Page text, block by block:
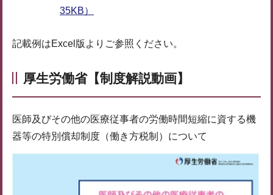
35KB）
記載例はExcel版よりご参照ください。
厚生労働省【制度解説動画】
医師及びその他の医療従事者の労働時間短縮に資する機
器等の特別償却制度（働き方税制）について